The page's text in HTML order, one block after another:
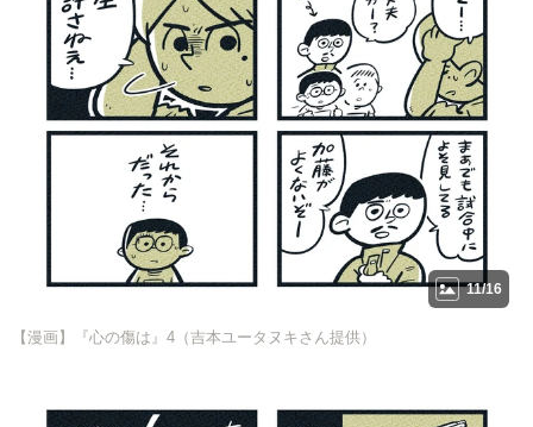
11/16
【漫画】『心の傷は』4（吉本ユータヌキさん提供）